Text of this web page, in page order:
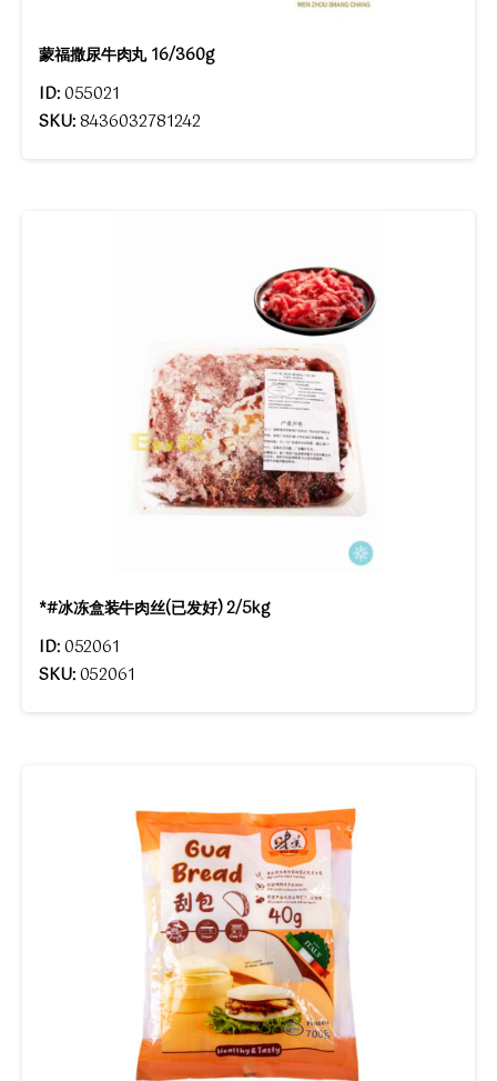
蒙福撒尿牛肉丸 16/360g
ID:055021
SKU:8436032781242
*#冰冻盒装牛肉丝(已发好) 2/5kg
ID:052061
SKU:052061